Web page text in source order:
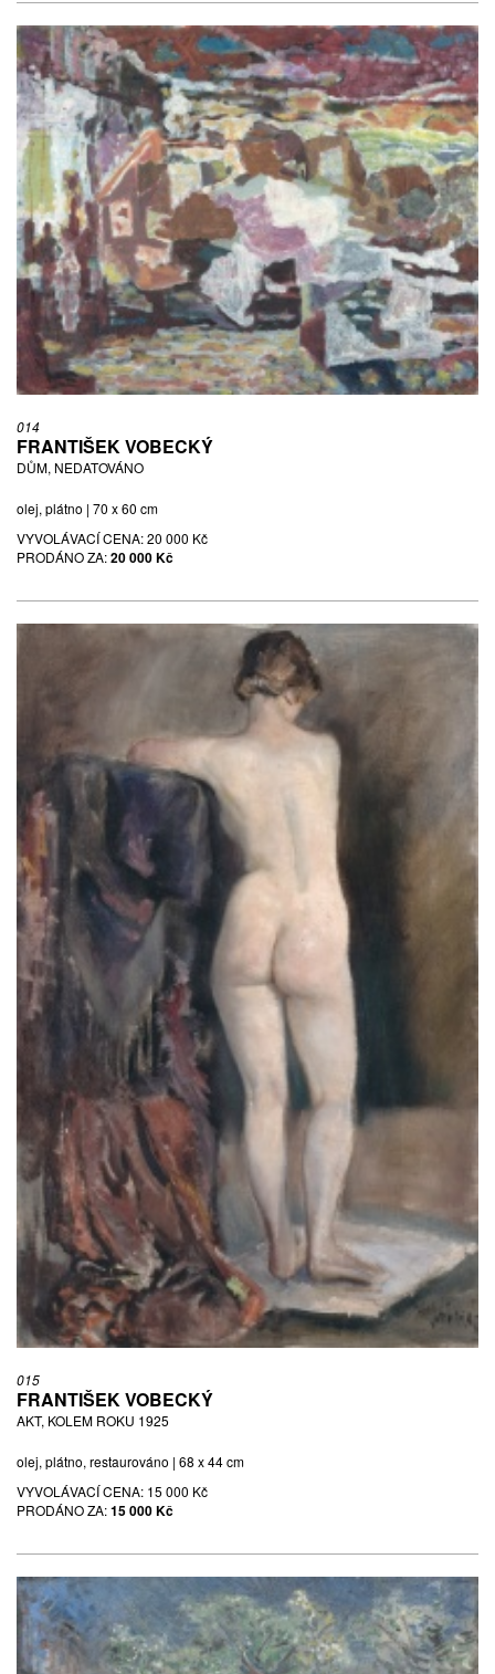
014
FRANTIŠEK VOBECKÝ
DŮM, NEDATOVÁNO
olej, plátno | 70 x 60 cm
VYVOLÁVACÍ CENA:20 000 Kč
PRODÁNO ZA:20 000 Kč
015
FRANTIŠEK VOBECKÝ
AKT, KOLEM ROKU 1925
olej, plátno, restaurováno | 68 x 44 cm
VYVOLÁVACÍ CENA: 15 000 Kč
PRODÁNO ZA:15 000 Kč